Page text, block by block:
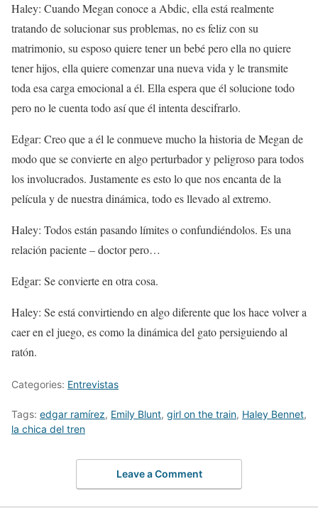
Haley: Cuando Megan conoce a Abdic, ella está realmente
tratando de solucionar sus problemas, no es feliz con su
matrimonio, su esposo quiere tener un bebé pero ella no quiere
tener hijos, ella quiere comenzar una nueva vida y le transmite
toda esa carga emocional a él. Ella espera que él solucione todo
pero no le cuenta todo así que él intenta descifrarlo.
Edgar: Creo que a él le conmueve mucho la historia de Megan de
modo que se convierte en algo perturbador y peligroso para todos
los involucrados. Justamente es esto lo que nos encanta de la
película y de nuestra dinámica, todo es llevado al extremo.
Haley: Todos están pasando límites o confundiéndolos. Es una
relación paciente – doctor pero…
Edgar: Se convierte en otra cosa.
Haley: Se está convirtiendo en algo diferente que los hace volver a
caer en el juego, es como la dinámica del gato persiguiendo al
ratón.
Categories: Entrevistas
Tags: edgar ramírez, Emily Blunt, girl on the train, Haley Bennet,
la chica del tren
Leave a Comment